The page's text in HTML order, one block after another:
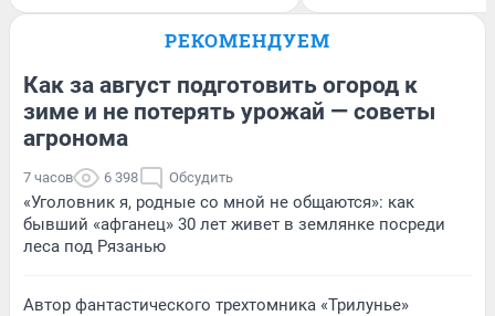
РЕКОМЕНДУЕМ
Как за август подготовить огород к
зиме и не потерять урожай — советы
агронома
7 часов 6 398 Обсудить
«Уголовник я, родные со мной не общаются»: как
бывший «афганец» 30 лет живет в землянке посреди
леса под Рязанью
Автор фантастического трехтомника «Трилунье»